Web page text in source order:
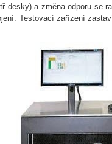
desky) a změna odporu se
Testovací zařízení